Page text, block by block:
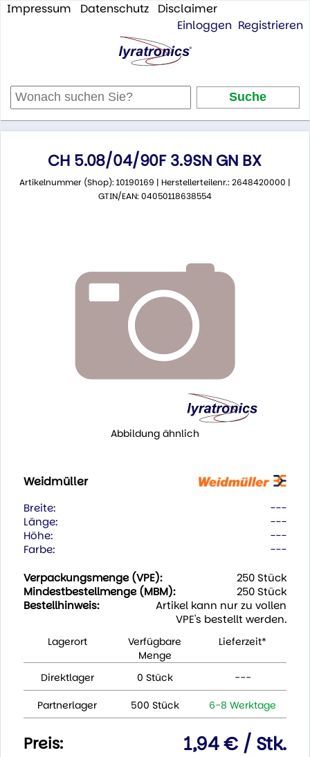
Impressum Datenschutz
Disclaimer
Einloggen Registrieren
CH 5.08/04/90F 3.9SN GN BX
Artikelnummer (Shop): 10190169 | Herstellerteilenr.: 2648420000 |
GTIN/EAN: 04050118638554
Abbildung ähnlich
Weidmüller
Breite:
---
Länge:
---
Höhe:
---
Farbe:
---
Verpackungsmenge (VPE):
250 Stück
Mindestbestellmenge (MBM):
250 Stück
Bestellhinweis:
Artikel kann nur zu vollen
VPE's bestellt werden.
Lagerort
Verfügbare
Menge
Lieferzeit*
Direktlager 0 Stück ---
Partnerlager 500 Stück 6-8 Werktage
Preis: 1,94 € / Stk.